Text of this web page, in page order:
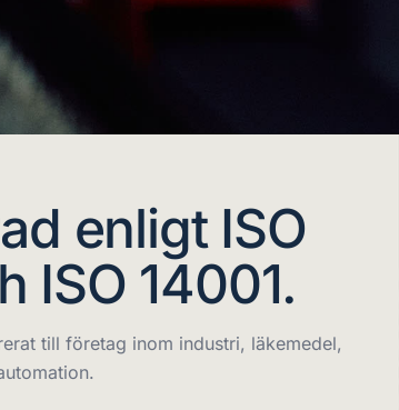
enligt ISO
ISO 14001.
till företag inom industri, läkemedel,